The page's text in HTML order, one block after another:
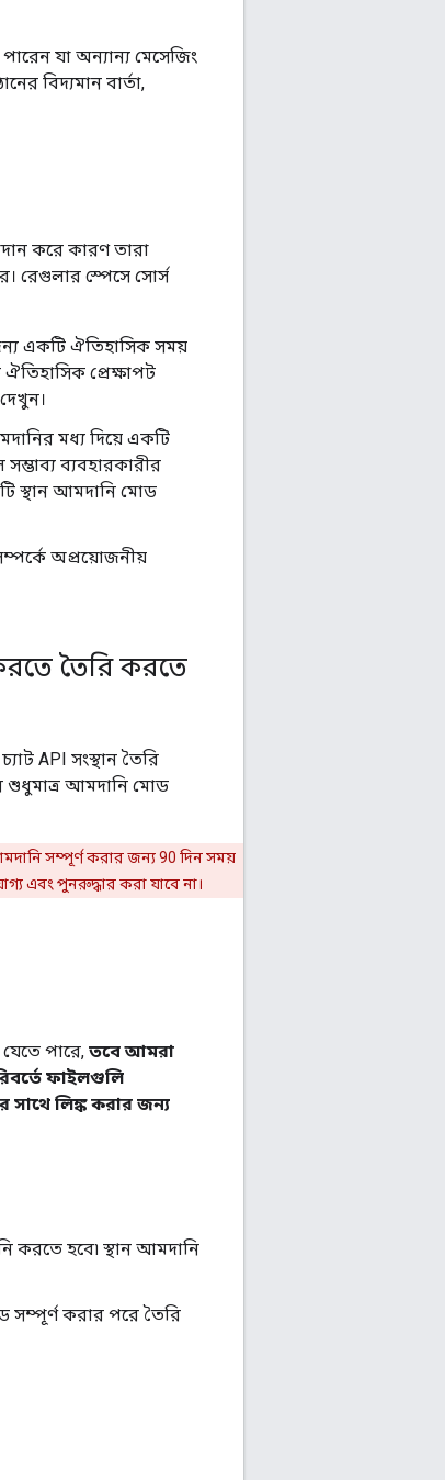
যা অন্যান্য মেসেজিং
বিদ্যমান বার্তা,
করে কারণ তারা
রেগুলার স্পেসে সোর্স
একটি ঐতিহাসিক সময়
প্রেক্ষাপট
দেখুন।
মধ্য দিয়ে একটি
ব্যবহারকারীর
স্থান আমদানি মোড
অপ্রয়োজনীয়
তৈরি করতে
API সংস্থান তৈরি
শুধুমাত্র আমদানি মোড
সম্পূর্ণ করার জন্য 90 দিন সময়
এবং পুনরুদ্ধার করা যাবে না।
পারে, তবে আমরা
ফাইলগুলি
সাথে লিঙ্ক করার জন্য
করতে হবে৷ স্থান আমদানি
সম্পূর্ণ করার পরে তৈরি